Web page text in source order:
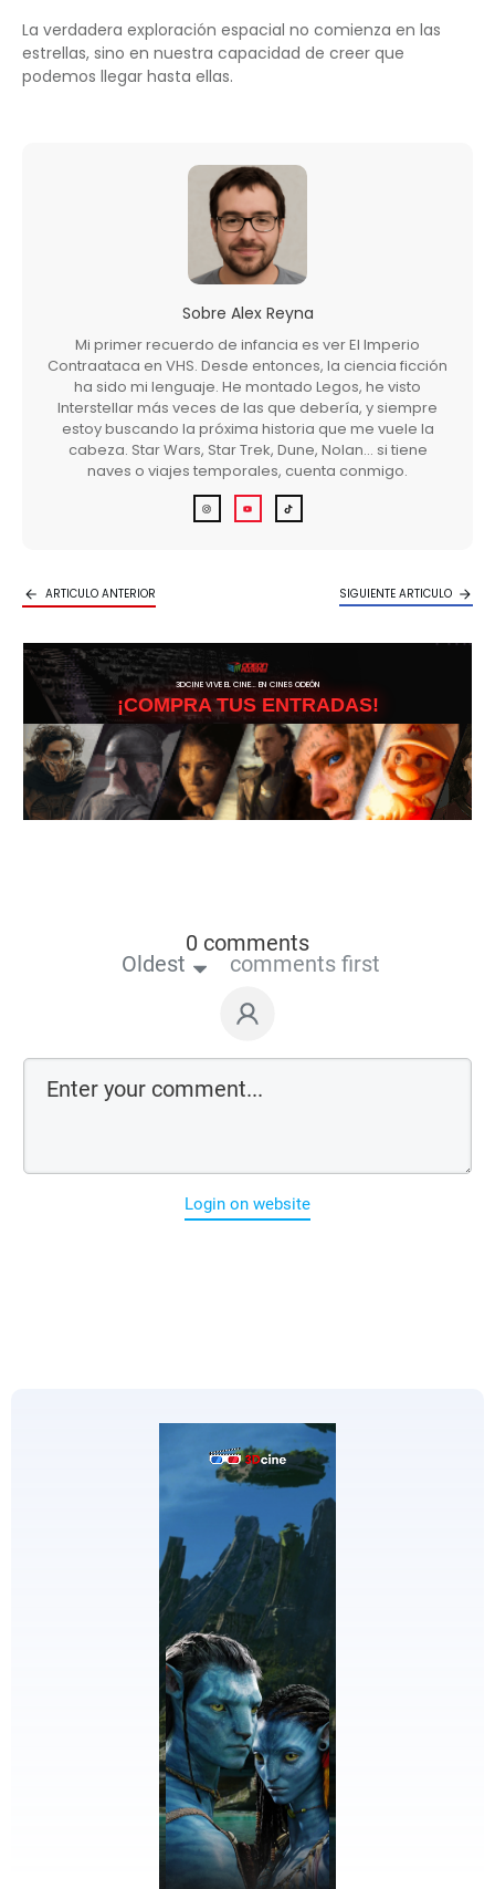
La verdadera exploración espacial no comienza en las
estrellas, sino en nuestra capacidad de creer que
podemos llegar hasta ellas.
Sobre Alex Reyna
Mi primer recuerdo de infancia es ver El Imperio
Contraataca en VHS. Desde entonces, la ciencia ficción
ha sido mi lenguaje. He montado Legos, he visto
Interstellar más veces de las que debería, y siempre
estoy buscando la próxima historia que me vuele la
cabeza. Star Wars, Star Trek, Dune, Nolan… si tiene
naves o viajes temporales, cuenta conmigo.
ARTICULO ANTERIOR SIGUIENTE ARTICULO
3DCINE VIVE EL CINE… EN CINES ODEÓN
¡COMPRA TUS ENTRADAS!
0 comments
Oldest comments first
Login on website